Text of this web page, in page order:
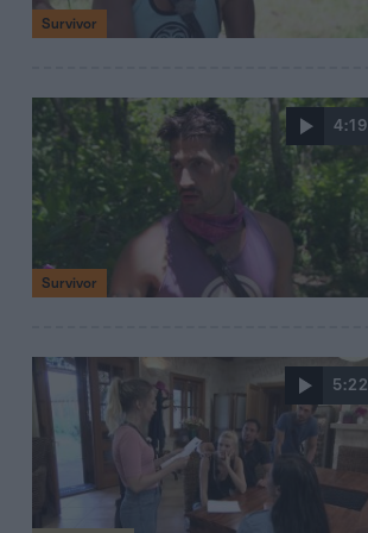
Survivor
4:19
Survivor
5:22